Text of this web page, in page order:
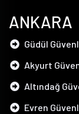
ANKARA
Güdül
Akyurt
Altındağ
Evren